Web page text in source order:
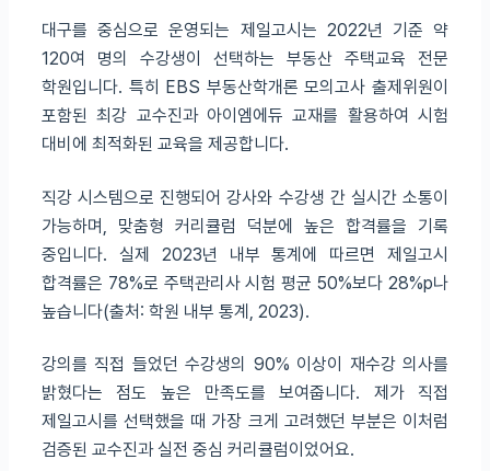
대구를 중심으로 운영되는 제일고시는 2022년 기준 약
120여 명의 수강생이 선택하는 부동산 주택교육 전문
학원입니다. 특히 EBS 부동산학개론 모의고사 출제위원이
포함된 최강 교수진과 아이엠에듀 교재를 활용하여 시험
대비에 최적화된 교육을 제공합니다.
직강 시스템으로 진행되어 강사와 수강생 간 실시간 소통이
가능하며, 맞춤형 커리큘럼 덕분에 높은 합격률을 기록
중입니다. 실제 2023년 내부 통계에 따르면 제일고시
합격률은 78%로 주택관리사 시험 평균 50%보다 28%p나
높습니다(출처: 학원 내부 통계, 2023).
강의를 직접 들었던 수강생의 90% 이상이 재수강 의사를
밝혔다는 점도 높은 만족도를 보여줍니다. 제가 직접
제일고시를 선택했을 때 가장 크게 고려했던 부분은 이처럼
검증된 교수진과 실전 중심 커리큘럼이었어요.